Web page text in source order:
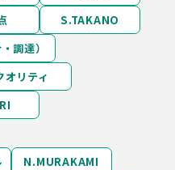
S.TAKANO
調達）
オリティ
N.MURAKAMI